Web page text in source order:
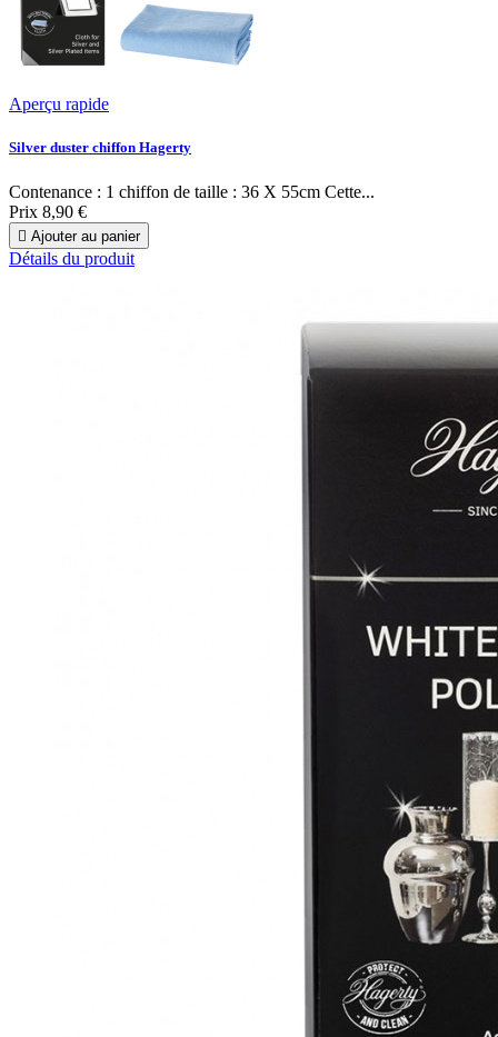
Aperçu rapide
Silver duster chiffon Hagerty
Contenance : 1 chiffon de taille : 36 X 55cm Cette...
Prix 8,90 €
 Ajouter au panier
Détails du produit